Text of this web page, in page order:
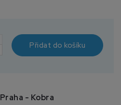
Přidat do košíku
Praha - Kobra